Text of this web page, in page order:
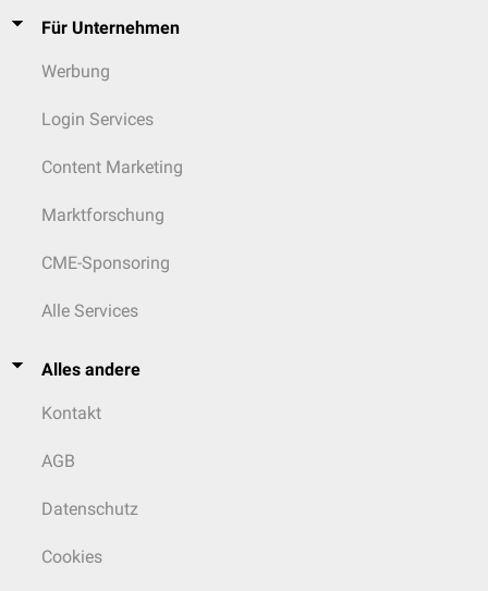
Für Unternehmen
Werbung
Login Services
Content Marketing
Marktforschung
CME-Sponsoring
Alle Services
Alles andere
Kontakt
AGB
Datenschutz
Cookies